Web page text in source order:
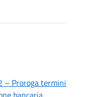
– Proroga termini